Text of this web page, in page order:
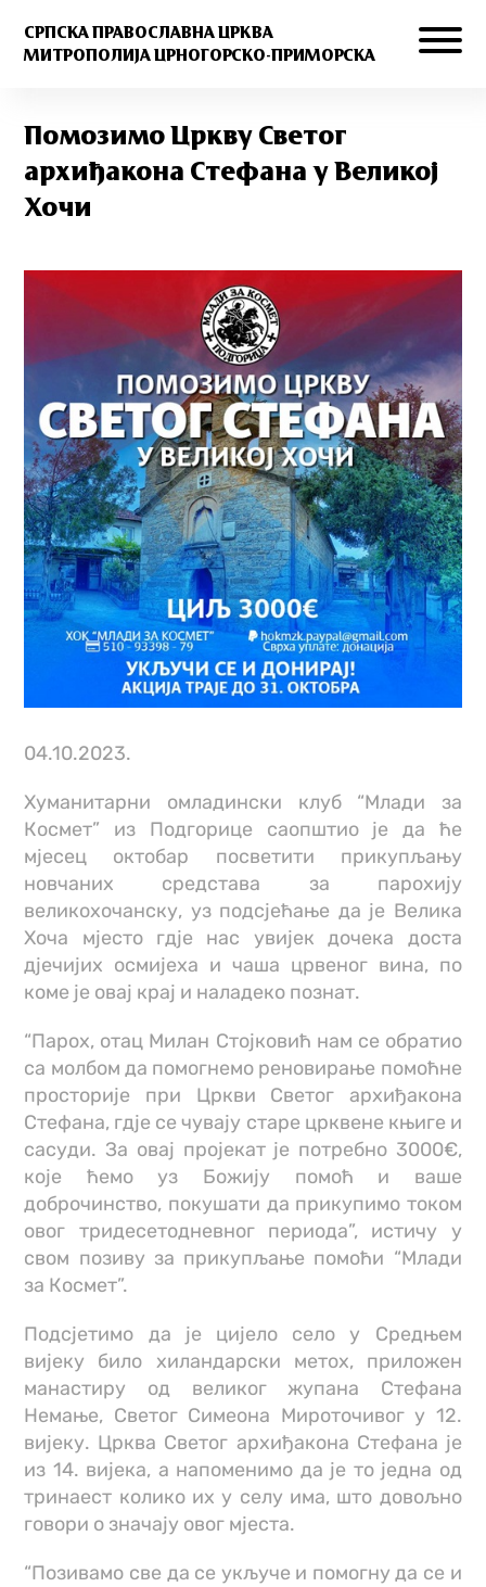
СРПСКА ПРАВОСЛАВНА ЦРКВА
МИТРОПОЛИЈА ЦРНОГОРСКО-ПРИМОРСКА
Помозимо Цркву Светог
архиђакона Стефана у Великој
Хочи
04.10.2023.
Хуманитарни омладински клуб “Млади за
Космет” из Подгорице саопштио је да ће
мјесец октобар посветити прикупљању
новчаних средстава за парохију
великохочанску, уз подсјећање да је Велика
Хоча мјесто гдје нас увијек дочека доста
дјечијих осмијеха и чаша црвеног вина, по
коме је овај крај и наладеко познат.
“Парох, отац Милан Стојковић нам се обратио
са молбом да помогнемо реновирање помоћне
просторије при Цркви Светог архиђакона
Стефана, гдје се чувају старе црквене књиге и
сасуди. За овај пројекат је потребно 3000€,
које ћемо уз Божију помоћ и ваше
доброчинство, покушати да прикупимо током
овог тридесетодневног периода”, истичу у
свом позиву за прикупљање помоћи “Млади
за Космет”.
Подсјетимо да је цијело село у Средњем
вијеку било хиландарски метох, приложен
манастиру од великог жупана Стефана
Немање, Светог Симеона Мироточивог у 12.
вијеку. Црква Светог архиђакона Стефана је
из 14. вијека, а напоменимо да је то једна од
тринаест колико их у селу има, што довољно
говори о значају овог мјеста.
“Позивамо све да се укључе и помогну да се и